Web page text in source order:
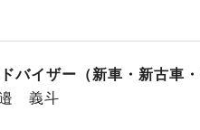
バイザー（新車・新古車・
義斗